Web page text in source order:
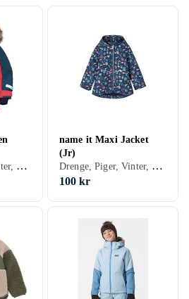
Drenge, Piger, Vinter, Forår/efterår, Parka, 122, 128, 130, 140, 80, 90, 92, 98, 100, 104, 110, 120
name it Maxi Jacket
(Jr)
Drenge, Piger, Vinter, Forår/efterår, Softshell/træningsjakke, 158, 164, 122, 134, 140, 146, 80, 86, 92, 98, 104, 110, 116
100 kr